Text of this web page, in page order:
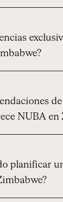
NUBA en
planificar